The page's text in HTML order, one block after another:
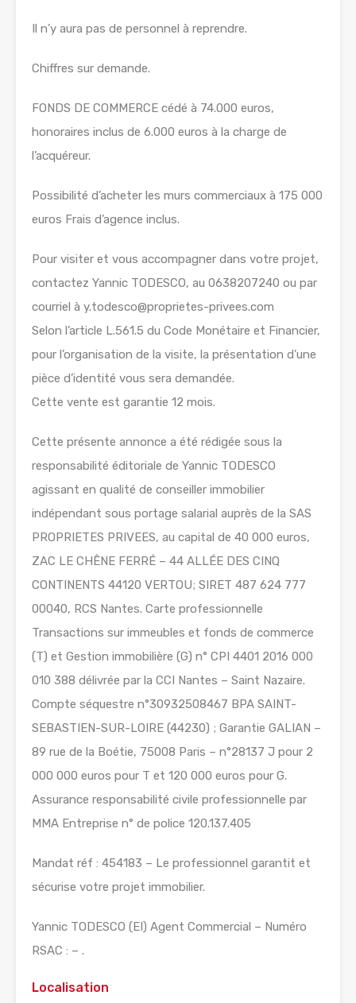
Il n’y aura pas de personnel à reprendre.
Chiffres sur demande.
FONDS DE COMMERCE cédé à 74.000 euros,
honoraires inclus de 6.000 euros à la charge de
l’acquéreur.
Possibilité d’acheter les murs commerciaux à 175 000
euros Frais d’agence inclus.
Pour visiter et vous accompagner dans votre projet,
contactez Yannic TODESCO, au 0638207240 ou par
courriel à y.todesco@proprietes-privees.com
Selon l’article L.561.5 du Code Monétaire et Financier,
pour l’organisation de la visite, la présentation d’une
pièce d’identité vous sera demandée.
Cette vente est garantie 12 mois.
Cette présente annonce a été rédigée sous la
responsabilité éditoriale de Yannic TODESCO
agissant en qualité de conseiller immobilier
indépendant sous portage salarial auprès de la SAS
PROPRIETES PRIVEES, au capital de 40 000 euros,
ZAC LE CHÊNE FERRÉ – 44 ALLÉE DES CINQ
CONTINENTS 44120 VERTOU; SIRET 487 624 777
00040, RCS Nantes. Carte professionnelle
Transactions sur immeubles et fonds de commerce
(T) et Gestion immobilière (G) n° CPI 4401 2016 000
010 388 délivrée par la CCI Nantes – Saint Nazaire.
Compte séquestre n°30932508467 BPA SAINT-
SEBASTIEN-SUR-LOIRE (44230) ; Garantie GALIAN –
89 rue de la Boétie, 75008 Paris – n°28137 J pour 2
000 000 euros pour T et 120 000 euros pour G.
Assurance responsabilité civile professionnelle par
MMA Entreprise n° de police 120.137.405
Mandat réf : 454183 – Le professionnel garantit et
sécurise votre projet immobilier.
Yannic TODESCO (EI) Agent Commercial – Numéro
RSAC : – .
Localisation